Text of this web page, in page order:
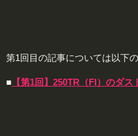
第1回目の記事については以下
■ 【第1回】250TR（FI）のダ